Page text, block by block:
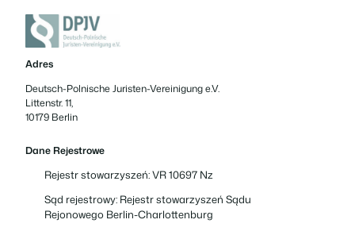
Adres
Deutsch-Polnische Juristen-Vereinigung e.V.
Littenstr. 11,
10179 Berlin
Dane Rejestrowe
Rejestr stowarzyszeń: VR 10697 Nz
Sąd rejestrowy: Rejestr stowarzyszeń Sądu
Rejonowego Berlin-Charlottenburg